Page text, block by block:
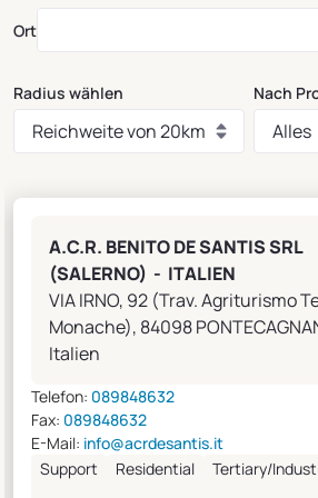
Ort
Radius wählen Nach
A.C.R. BENITO DE SANTIS SRL
(SALERNO) - ITALIEN
VIA IRNO, 92 (Trav. Agriturismo
Monache), 84098
Italien
Telefon: 089848632
Fax: 089848632
E-Mail: info@acrdesantis.it
Support
Residential Tertiary/